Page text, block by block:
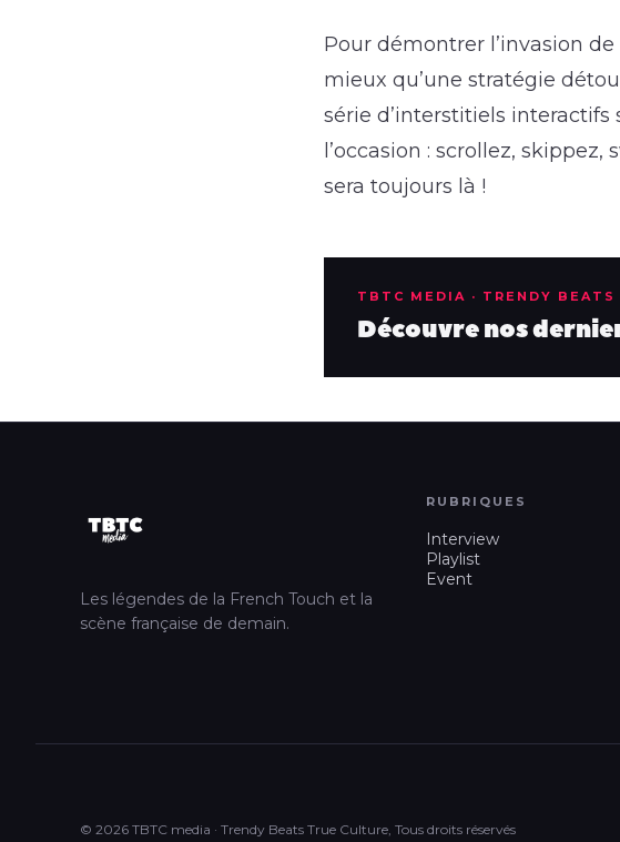
Pour démontrer l’invasion
mieux qu’une stratégie
série d’interstitiels
l’occasion : scrollez,
sera toujours là !
TBTC MEDIA · TRENDY BEATS
Découvre nos
Les légendes de la French Touch et la
scène française de demain.
RUBRIQUES
Interview
Playlist
Event
© 2026 TBTC media · Trendy Beats True Culture, Tous droits réservés